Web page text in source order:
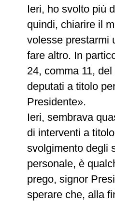
Ieri, ho svolto più
quindi, chiarire il
volesse prestarmi
fare altro. In
24, comma 11,
deputati a titolo
Presidente».
Ieri, sembrava
di interventi a
svolgimento degli
personale, è
prego, signor
sperare che, alla